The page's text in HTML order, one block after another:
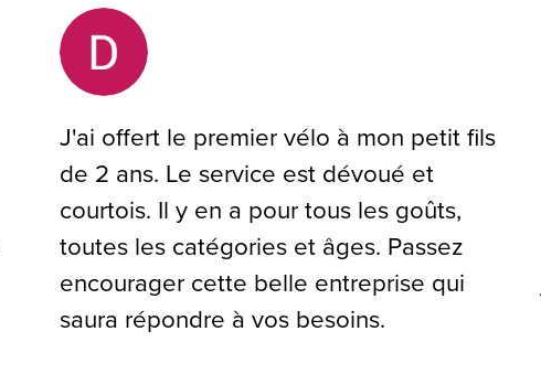
J'ai offert le premier vélo à mon petit fils
de 2 ans. Le service est dévoué et
courtois. Il y en a pour tous les goûts,
toutes les catégories et âges. Passez
encourager cette belle entreprise qui
saura répondre à vos besoins.